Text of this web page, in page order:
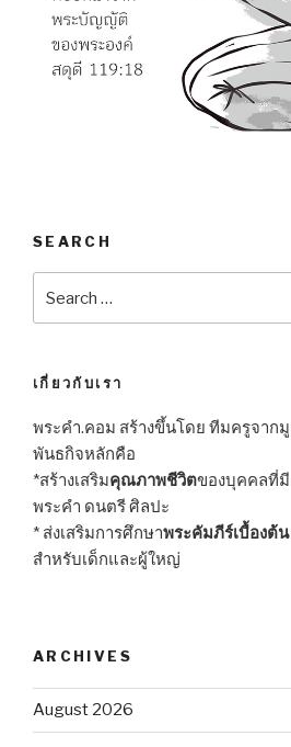
SEARCH
for:
เกี่ยวกับเรา
พระคำ.คอม สร้างขึ้นโดย ทีมครูจา
พันธกิจหลักคือ
*สร้างเสริมคุณภาพชีวิตของบุคคลที่มี
พระคำ ดนตรี ศิลปะ
* ส่งเสริมการศึกษาพระคัมภีร์เบื้องต้น
สำหรับเด็กและผู้ใหญ่
ARCHIVES
August 2026